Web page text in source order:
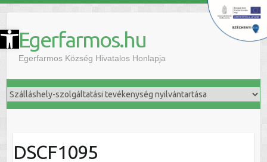
Eszköztár megnyitása Egerfarmos.hu
Egerfarmos Község Hivatalos Honlapja
DSCF1095